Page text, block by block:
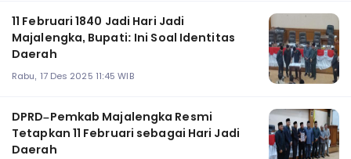
11 Februari 1840 Jadi Hari Jadi
Majalengka, Bupati: Ini Soal Identitas
Daerah
Rabu, 17 Des 2025 11:45 WIB
DPRD–Pemkab Majalengka Resmi
Tetapkan 11 Februari sebagai Hari Jadi
Daerah